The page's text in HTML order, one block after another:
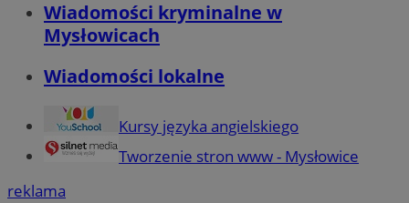
Wiadomości kryminalne w
Mysłowicach
Wiadomości lokalne
Kursy języka angielskiego
Tworzenie stron www - Mysłowice
reklama